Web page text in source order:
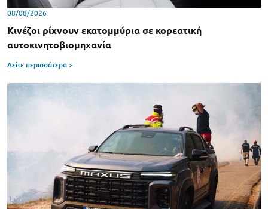
08/08/2026
Κινέζοι ρίχνουν εκατομμύρια σε κορεατική
αυτοκινητοβιομηχανία
Δείτε περισσότερα >